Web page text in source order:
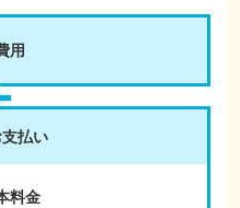
用
支払い
料金